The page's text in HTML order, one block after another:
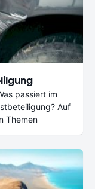
passiert im
Auf
Themen